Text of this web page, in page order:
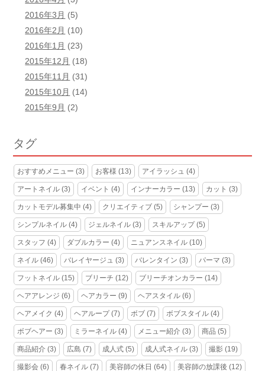
2016年3月 (5)
2016年2月 (10)
2016年1月 (23)
2015年12月 (18)
2015年11月 (31)
2015年10月 (14)
2015年9月 (2)
タグ
おすすめメニュー (3) お客様 (13) アイラッシュ (4)
アートネイル (3) イベント (4) インナーカラー (13) カット (3)
カットモデル募集中 (4) クリエイティブ (5) シャンプー (3)
シンプルネイル (4) ジェルネイル (3) スキルアップ(5)
スタッフ (4) ダブルカラー (4) ニュアンスネイル (10)
ネイル (46) バレイヤージュ (3) バレンタイン (3) パーマ (3)
フットネイル (15) ブリーチ (12) ブリーチオンカラー (14)
ヘアアレンジ (6) ヘアカラー (9) ヘアスタイル (6)
ヘアメイク (4) ヘアループ(7) ボブ (7) ボブスタイル (4)
ボブヘアー (3) ミラーネイル (4) メニュー紹介 (3) 商品 (5)
商品紹介 (3) 広島 (7) 成人式 (5) 成人式ネイル (3) 撮影 (19)
撮影会 (6) 春ネイル (7) 美容師の休日 (64) 美容師の放課後 (12)